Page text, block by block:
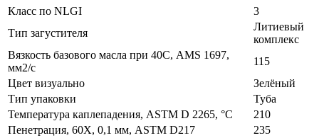
Класс по NLGI
3
Тип загустителя
Литиевый
комплекс
Вязкость базового масла при 40С, AMS 1697,
мм2/с
115
Цвет визуально
Зелёный
Тип упаковки
Туба
Температура каплепадения, ASTM D 2265, °С
210
Пенетрация, 60Х, 0,1 мм, ASTM D217
235